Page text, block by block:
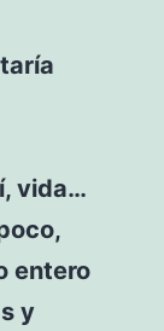
vida…
entero
y